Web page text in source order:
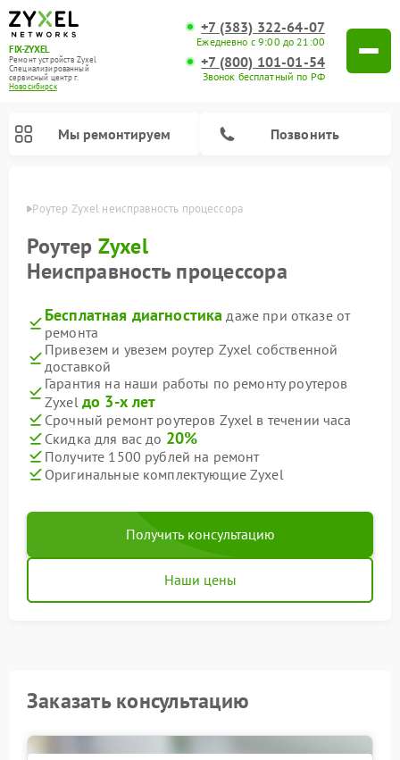
FIX-ZYXEL
Ремонт устройств Zyxel
Специализированный
cервисный центр г.
Новосибирск
+7 (383) 322-64-07
Ежедневно с 9:00 до 21:00
+7 (800) 101-01-54
Звонок бесплатный по РФ
Мы ремонтируем Позвонить
Роутер Zyxel неисправность процессора
Роутер Zyxel
Неисправность процессора
Бесплатная диагностика даже при отказе от
ремонта
Привезем и увезем роутер Zyxel собственной
доставкой
Гарантия на наши работы по ремонту роутеров
Zyxel до 3-х лет
Срочный ремонт роутеров Zyxel в течении часа
Скидка для вас до 20%
Получите 1500 рублей на ремонт
Оригинальные комплектующие Zyxel
Получить консультацию
Наши цены
Заказать консультацию